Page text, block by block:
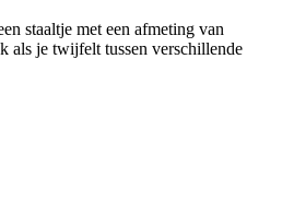
staaltje met een afmeting van
als je twijfelt tussen verschillende